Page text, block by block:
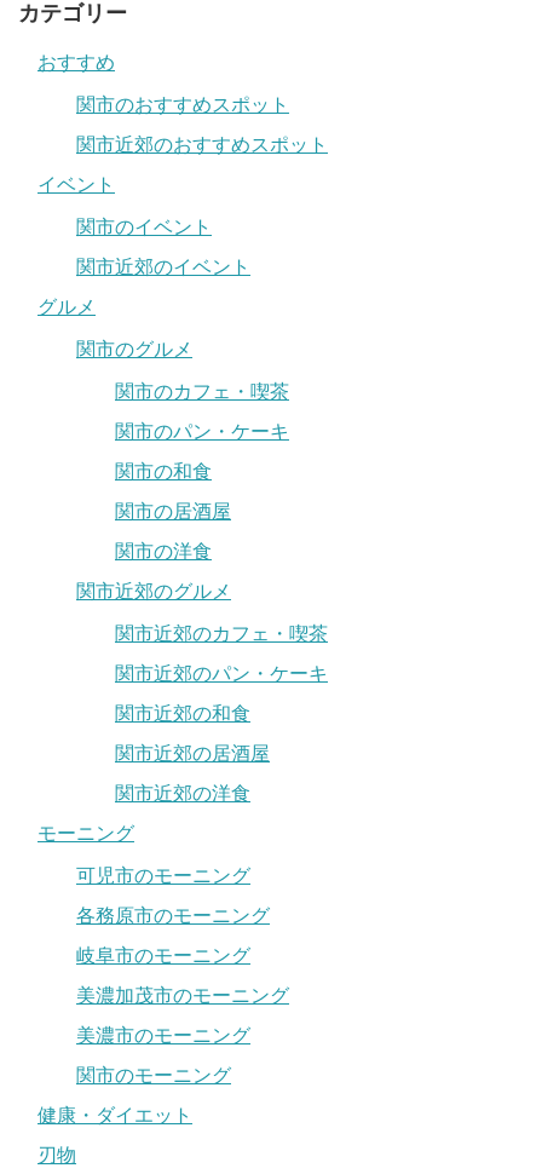
カテゴリー
おすすめ
関市のおすすめスポット
関市近郊のおすすめスポット
イベント
関市のイベント
関市近郊のイベント
グルメ
関市のグルメ
関市のカフェ・喫茶
関市のパン・ケーキ
関市の和食
関市の居酒屋
関市の洋食
関市近郊のグルメ
関市近郊のカフェ・喫茶
関市近郊のパン・ケーキ
関市近郊の和食
関市近郊の居酒屋
関市近郊の洋食
モーニング
可児市のモーニング
各務原市のモーニング
岐阜市のモーニング
美濃加茂市のモーニング
美濃市のモーニング
関市のモーニング
健康・ダイエット
刃物